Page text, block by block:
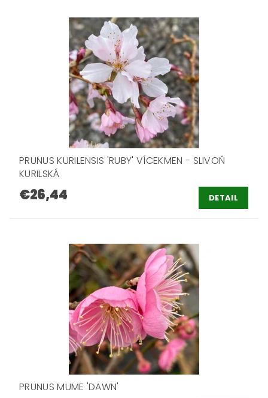
PRUNUS KURILENSIS 'RUBY' VÍCEKMEN - SLIVOŇ
KURILSKÁ
€26,44 DETAIL
PRUNUS MUME 'DAWN'